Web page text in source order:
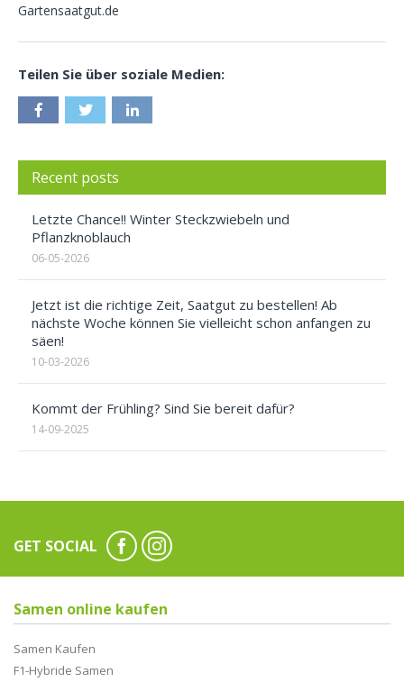
Gartensaatgut.de
Teilen Sie über soziale Medien:
Recent posts
Letzte Chance!! Winter Steckzwiebeln und
Pflanzknoblauch
06-05-2026
Jetzt ist die richtige Zeit, Saatgut zu bestellen! Ab
nächste Woche können Sie vielleicht schon anfangen zu
säen!
10-03-2026
Kommt der Frühling? Sind Sie bereit dafür?
14-09-2025
GET SOCIAL
Samen online kaufen
Samen Kaufen
F1-Hybride Samen